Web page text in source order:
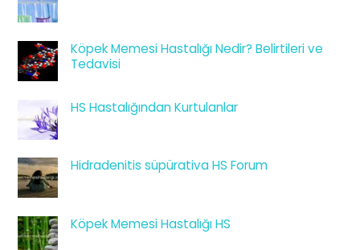
Köpek Memesi Hastalığı Nedir? Belirtileri ve
Tedavisi
HS Hastalığından Kurtulanlar
Hidradenitis süpürativa HS Forum
Köpek Memesi Hastalığı HS